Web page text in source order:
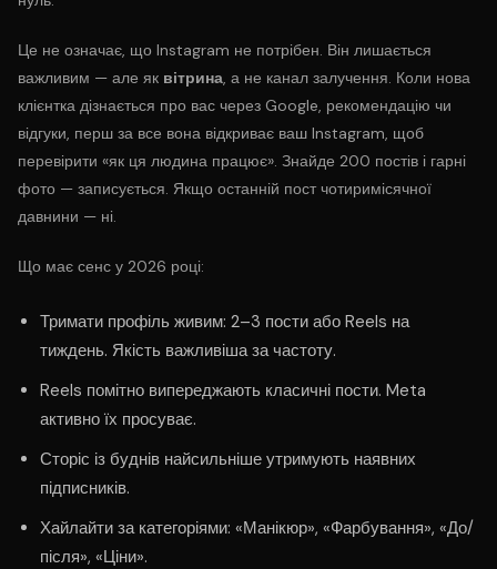
Це не означає, що Instagram не потрібен. Він лишається
важливим — але як вітрина, а не канал залучення. Коли нова
клієнтка дізнається про вас через Google, рекомендацію чи
відгуки, перш за все вона відкриває ваш Instagram, щоб
перевірити «як ця людина працює». Знайде 200 постів і гарні
фото — записується. Якщо останній пост чотиримісячної
давнини — ні.
Що має сенс у 2026 році:
Тримати профіль живим: 2–3 пости або Reels на
тиждень. Якість важливіша за частоту.
Reels помітно випереджають класичні пости. Meta
активно їх просуває.
Сторіс із буднів найсильніше утримують наявних
підписників.
Хайлайти за категоріями: «Манікюр», «Фарбування», «До/
після», «Ціни».